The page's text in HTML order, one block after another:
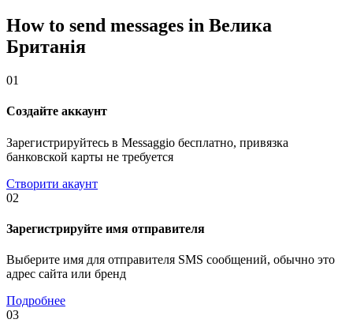
How to send messages in Велика
Британія
01
Создайте аккаунт
Зарегистрируйтесь в Messaggio бесплатно, привязка
банковской карты не требуется
Створити акаунт
02
Зарегистрируйте имя отправителя
Выберите имя для отправителя SMS сообщений, обычно это
адрес сайта или бренд
Подробнее
03